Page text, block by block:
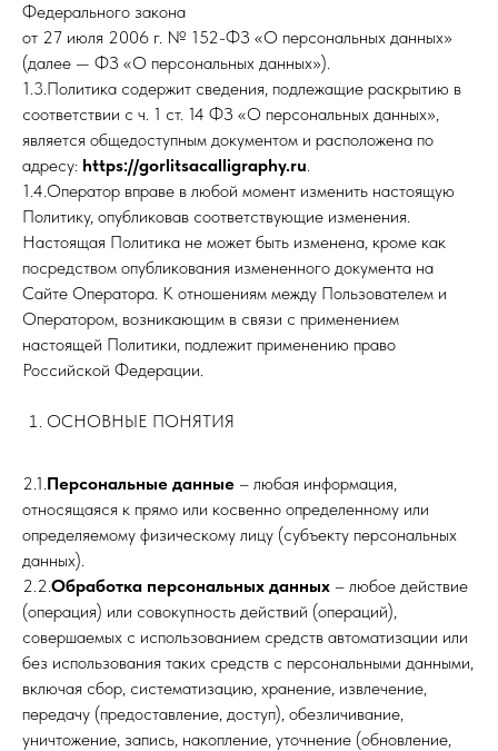
Федерального закона
от 27 июля 2006 г. № 152-ФЗ «О персональных данных»
(далее — ФЗ «О персональных данных»).
1.3.Политика содержит сведения, подлежащие раскрытию в
соответствии с ч. 1 ст. 14 ФЗ «О персональных данных»,
является общедоступным документом и расположена по
адресу: https://gorlitsacalligraphy.ru.
1.4.Оператор вправе в любой момент изменить настоящую
Политику, опубликовав соответствующие изменения.
Настоящая Политика не может быть изменена, кроме как
посредством опубликования измененного документа на
Сайте Оператора. К отношениям между Пользователем и
Оператором, возникающим в связи с применением
настоящей Политики, подлежит применению право
Российской Федерации.
ОСНОВНЫЕ ПОНЯТИЯ
2.1.Персональные данные – любая информация,
относящаяся к прямо или косвенно определенному или
определяемому физическому лицу (субъекту персональных
данных).
2.2.Обработка персональных данных – любое действие
(операция) или совокупность действий (операций),
совершаемых с использованием средств автоматизации или
без использования таких средств с персональными данными,
включая сбор, систематизацию, хранение, извлечение,
передачу (предоставление, доступ), обезличивание,
уничтожение, запись, накопление, уточнение (обновление,